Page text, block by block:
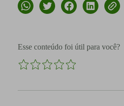
Esse conteúdo foi útil para você?